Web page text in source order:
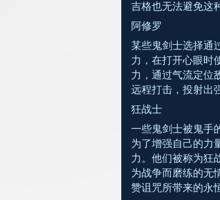
吉格也无法避免这
阿修罗
某些鬼剑士选择通
力，在打开心眼时
力，通过气流定位
远程打击，投射出
狂战士
一些鬼剑士被鬼手
为了增强自己的力
力。他们被称为狂
为战争而磨练的无
赞诅咒所带来的永